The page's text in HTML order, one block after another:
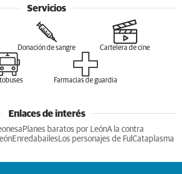
Servicios
Donación de sangre Cartelera de cine
Farmacias de guardia
Enlaces de interés
Planes baratos por LeónA la contra
EnredabailesLos personajes de Ful Cataplasma